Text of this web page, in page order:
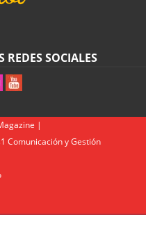
REDES SOCIALES
|
Comunicación y Gestión